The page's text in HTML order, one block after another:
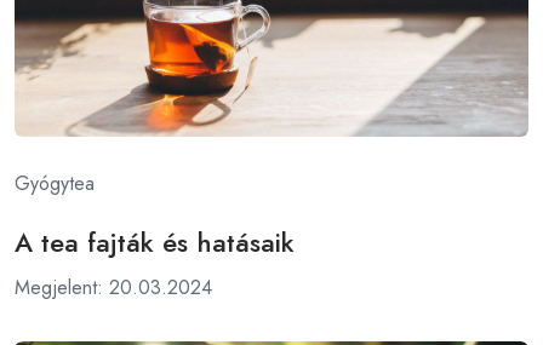
Gyógytea
A tea fajták és hatásaik
Megjelent: 20.03.2024